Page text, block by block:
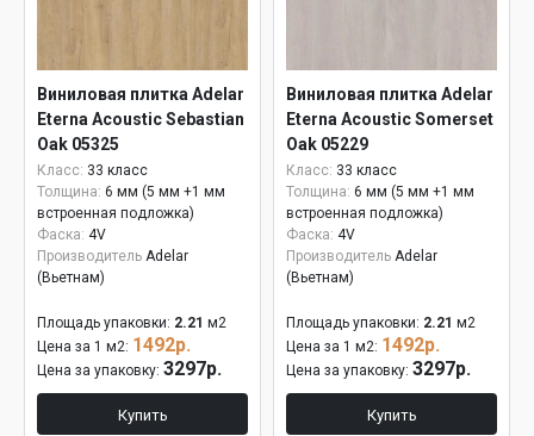
Виниловая плитка Adelar
Eterna Acoustic Sebastian
Oak 05325
Класс: 33 класс
Толщина: 6 мм (5 мм +1 мм
встроенная подложка)
Фаска: 4V
Производитель Adelar
(Вьетнам)
Площадь упаковки: 2.21 м2
Цена за 1 м2: 1492р.
Цена за упаковку: 3297р.
Купить
Виниловая плитка Adelar
Eterna Acoustic Somerset
Oak 05229
Класс: 33 класс
Толщина: 6 мм (5 мм +1 мм
встроенная подложка)
Фаска: 4V
Производитель Adelar
(Вьетнам)
Площадь упаковки: 2.21 м2
Цена за 1 м2: 1492р.
Цена за упаковку: 3297р.
Купить